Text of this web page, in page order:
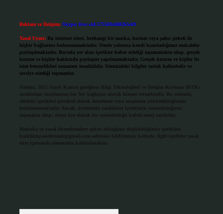
Reklam ve İletişim: Skype: live:.cid.575569c608265c69
Yasal Uyarı: Bu internet sitesi, herhangi bir marka, kurum veya şahıs şirketi ile
hiçbir bağlantısı bulunmamaktadır. Sitede yalnızca kendi hazırladığımız makaleler
paylaşılmaktadır. Burada yer alan içerikler haber niteliği taşımamakta olup, gerçek
kurum ve kişiler hakkında paylaşım yapılmamaktadır. Gerçek kurum ve kişiler ile
isim benzerlikleri tamamen tesadüfidir. Sitemizdeki bilgiler taslak halindedir ve
tavsiye niteliği taşımazlar.
Sitemiz, 5651 Sayılı Kanun gereğince Bilgi Teknolojileri ve İletişim Kurumu (BTK)
tarafından onaylanmış bir Yer Sağlayıcı olarak hizmet vermektedir. Bu nedenle,
sitedeki içerikleri proaktif olarak denetleme veya araştırma yükümlülüğümüz
bulunmamaktadır. Ancak, üyelerimiz yazdıkları içeriklerin sorumluluğunu
taşımakta olup, siteye üye olarak bu sorumluluğu kabul etmiş sayılırlar.
Hukuka ve yasal düzenlemelere aykırı olduğunu düşündüğünüz içerikleri,
backlinkpanelicomtr@gmail.com adresine bildirmeniz halinde, ilgili içerikler yasal
süre içerisinde sitemizden kaldırılacaktır.